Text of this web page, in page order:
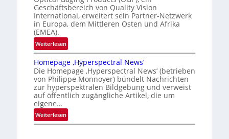
g
K
o
n
o
l
l
e
n
a
l
V
i
s
i
o
n
N
g
h
a
n
d
b
e
t
e
i
l
i
g
t
Geschäftsbereich von Quality Vision
International, erweitert sein Partner-Netzwerk
in Europa, dem Mittleren Osten und Afrika
(EMEA).
Weiterlesen:
O
G
P
s
t
r
k
Homepage ‚Hyperspectral News‘
Die Homepage ‚Hyperspectral News‘ (betrieben
von Philippe Monnoyer) bündelt Nachrichten
zur hyperspektralen Bildgebung und verweist
auf öffentlich zugängliche Artikel, die um
eigene…
Weiterlesen:
H